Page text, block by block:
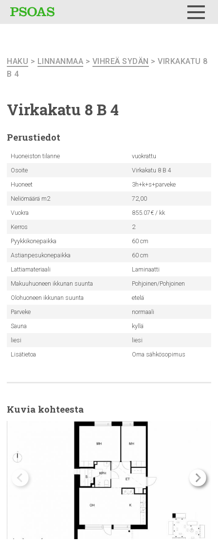
HAKU > LINNANMAA > VIHREÄ SYDÄN > VIRKAKATU 8
B 4
Virkakatu 8 B 4
Perustiedot
Huoneiston tilanne
vuokrattu
Osoite
Virkakatu 8 B 4
Huoneet
3h+k+s+parveke
Neliömäärä m2
72,00
Vuokra
855.07€ / kk
Kerros
2
Pyykkikonepaikka
60 cm
Astianpesukonepaikka
60 cm
Lattiamateriaali
Laminaatti
Makuuhuoneen ikkunan suunta
Pohjoinen/Pohjoinen
Olohuoneen ikkunan suunta
etelä
Parveke
normaali
Sauna
kyllä
liesi
liesi
Lisätietoa
Oma sähkösopimus
Kuvia kohteesta